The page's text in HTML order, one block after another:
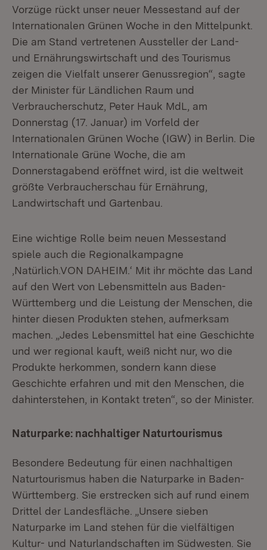
Vorzüge rückt unser neuer Messestand auf der
Internationalen Grünen Woche in den Mittelpunkt.
Die am Stand vertretenen Aussteller der Land-
und Ernährungswirtschaft und des Tourismus
zeigen die Vielfalt unserer Genussregion“, sagte
der Minister für Ländlichen Raum und
Verbraucherschutz, Peter Hauk MdL, am
Donnerstag (17. Januar) im Vorfeld der
Internationalen Grünen Woche (IGW) in Berlin. Die
Internationale Grüne Woche, die am
Donnerstagabend eröffnet wird, ist die weltweit
größte Verbraucherschau für Ernährung,
Landwirtschaft und Gartenbau.
Eine wichtige Rolle beim neuen Messestand
spiele auch die Regionalkampagne
‚Natürlich.VON DAHEIM.‘ Mit ihr möchte das Land
auf den Wert von Lebensmitteln aus Baden-
Württemberg und die Leistung der Menschen, die
hinter diesen Produkten stehen, aufmerksam
machen. „Jedes Lebensmittel hat eine Geschichte
und wer regional kauft, weiß nicht nur, wo die
Produkte herkommen, sondern kann diese
Geschichte erfahren und mit den Menschen, die
dahinterstehen, in Kontakt treten“, so der Minister.
Naturparke: nachhaltiger Naturtourismus
Besondere Bedeutung für einen nachhaltigen
Naturtourismus haben die Naturparke in Baden-
Württemberg. Sie erstrecken sich auf rund einem
Drittel der Landesfläche. „Unsere sieben
Naturparke im Land stehen für die vielfältigen
Kultur- und Naturlandschaften im Südwesten. Sie